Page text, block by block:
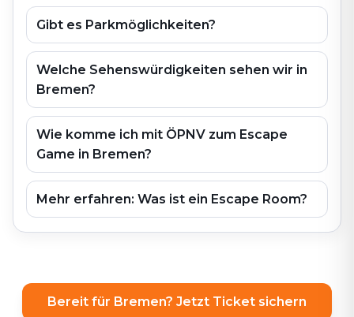
Gibt es Parkmöglichkeiten?
Welche Sehenswürdigkeiten sehen wir in
Bremen?
Wie komme ich mit ÖPNV zum Escape
Game in Bremen?
Mehr erfahren: Was ist ein Escape Room?
Bereit für Bremen? Jetzt Ticket sichern